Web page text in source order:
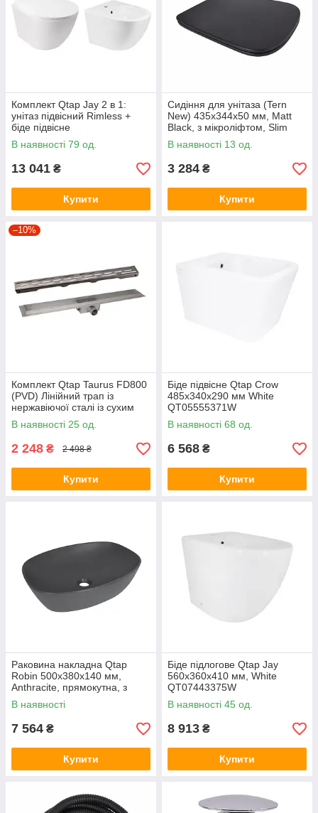
Комплект Qtap Jay 2 в 1:
унітаз підвісний Rimless +
біде підвісне
В наявності 79 од.
13 041 ₴
Купити
Сидіння для унітаза (Tern
New) 435x344x50 мм, Matt
Black, з мікроліфтом, Slim
Duroplast, Quick Release
В наявності 13 од.
3 284 ₴
Купити
–10%
Комплект Qtap Taurus FD800
(PVD) Лінійний трап із
нержавіючої сталі із сухим
затвором 800 мм
В наявності 25 од.
2 248 ₴ 2 498 ₴
Купити
Біде підвісне Qtap Crow
485х340х290 мм White
QT05555371W
В наявності 68 од.
6 568 ₴
Купити
Раковина накладна Qtap
Robin 500х380х140 мм,
Anthracite, прямокутна, з
донним клапаном
QT04116302AN
В наявності
7 564 ₴
Купити
Біде підлогове Qtap Jay
560х360х410 мм, White
QT07443375W
В наявності 45 од.
8 913 ₴
Купити